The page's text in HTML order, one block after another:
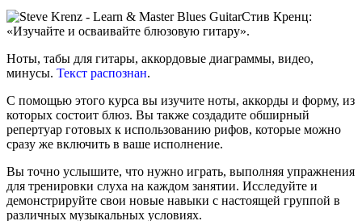
Стив Кренц:
«Изучайте и осваивайте блюзовую гитару».
Ноты, табы для гитары, аккордовые диаграммы, видео,
минусы. Текст распознан.
С помощью этого курса вы изучите ноты, аккорды и форму, из
которых состоит блюз. Вы также создадите обширный
репертуар готовых к использованию рифов, которые можно
сразу же включить в ваше исполнение.
Вы точно услышите, что нужно играть, выполняя упражнения
для тренировки слуха на каждом занятии. Исследуйте и
демонстрируйте свои новые навыки с настоящей группой в
различных музыкальных условиях.